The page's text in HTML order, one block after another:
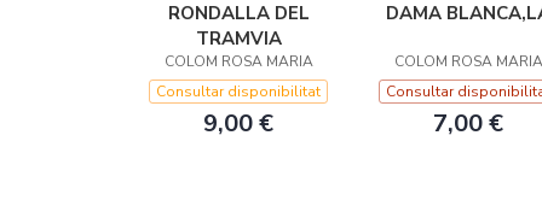
RONDALLA DEL
TRAMVIA
COLOM ROSA MARIA
Consultar disponibilitat
9,00 €
DAMA
COLOM ROSA MARIA
Consultar
7,00 €